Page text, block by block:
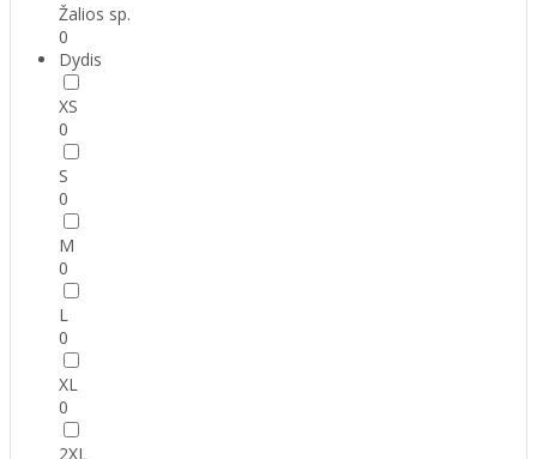
Žalios sp.
0
Dydis
XS
0
S
0
M
0
L
0
XL
0
2XL